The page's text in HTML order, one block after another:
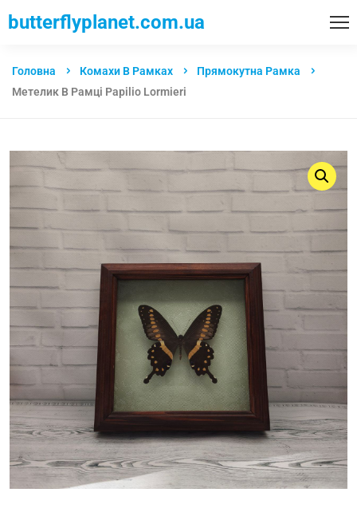
butterflyplanet.com.ua
Головна Комахи В Рамках
Прямокутна Рамка
Метелик В Рамці Papilio Lormieri